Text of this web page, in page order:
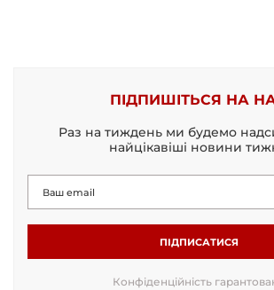
ПІДПИШІТЬСЯ НА
Раз на тиждень ми будемо
найцікавіші новини
ПІДПИСАТИСЯ
Конфіденційність